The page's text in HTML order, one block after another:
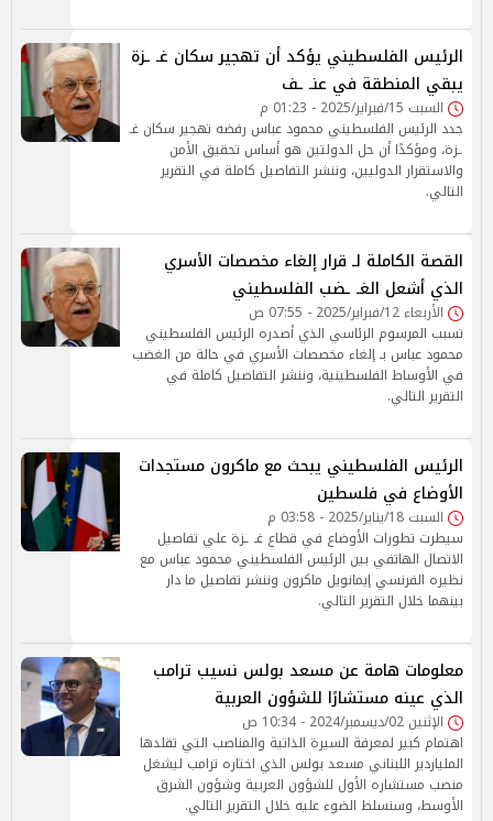
الرئيس الفلسطيني يؤكد أن تهجير سكان غـ ـزة
يبقي المنطقة في عنـ ـف
السبت 15/فبراير/2025 - 01:23 م
جدد الرئيس الفلسطيني محمود عباس رفضه تهجير سكان غـ
ـزة، ومؤكدًا أن حل الدولتين هو أساس تحقيق الأمن
والاستقرار الدوليين، وننشر التفاصيل كاملة في التقرير
التالي.
القصة الكاملة لـ قرار إلغاء مخصصات الأسري
الذي أشعل الغـ ـضب الفلسطيني
الأربعاء 12/فبراير/2025 - 07:55 ص
تسبب المرسوم الرئاسي الذي أصدره الرئيس الفلسطيني
محمود عباس بـ إلغاء مخصصات الأسري في حالة من الغضب
في الأوساط الفلسطينية، وننشر التفاصيل كاملة في
التقرير التالي.
الرئيس الفلسطيني يبحث مع ماكرون مستجدات
الأوضاع في فلسطين
السبت 18/يناير/2025 - 03:58 م
سيطرت تطورات الأوضاع في قطاع غـ ـزة علي تفاصيل
الاتصال الهاتفي بين الرئيس الفلسطيني محمود عباس مع
نظيره الفرنسي إيمانويل ماكرون وننشر تفاصيل ما دار
بينهما خلال التقرير التالي.
معلومات هامة عن مسعد بولس نسيب ترامب
الذي عينه مستشارًا للشؤون العربية
الإثنين 02/ديسمبر/2024 - 10:34 ص
اهتمام كبير لمعرفة السيرة الذاتية والمناصب التي تقلدها
الملياردير اللبناني مسعد بولس الذي اختاره ترامب ليشغل
منصب مستشاره الأول للشؤون العربية وشؤون الشرق
الأوسط، وسنسلط الضوء عليه خلال التقرير التالي.